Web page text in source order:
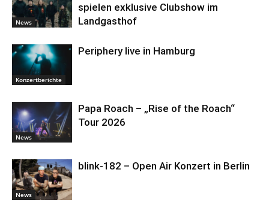
News
spielen exklusive Clubshow im
Landgasthof
Konzertberichte
Periphery live in Hamburg
News
Papa Roach – „Rise of the Roach“
Tour 2026
News
blink-182 – Open Air Konzert in Berlin